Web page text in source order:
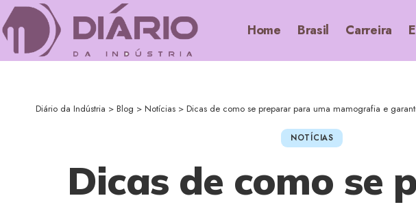
Home Brasil Carreira
Diário da Indústria > Blog > Notícias > Dicas de como se preparar para uma mamografia e garantir um exame
NOTÍCIAS
Dicas de como se